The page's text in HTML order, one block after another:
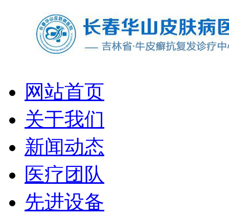
网站首页
关于我们
新闻动态
医疗团队
先进设备